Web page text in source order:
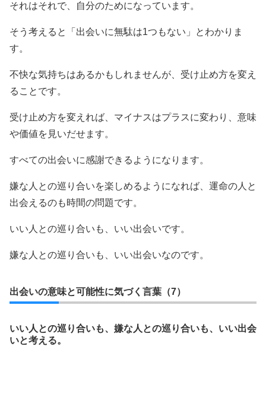
それはそれで、自分のためになっています。
そう考えると「出会いに無駄は1つもない」とわかりま
す。
不快な気持ちはあるかもしれませんが、受け止め方を変え
ることです。
受け止め方を変えれば、マイナスはプラスに変わり、意味
や価値を見いだせます。
すべての出会いに感謝できるようになります。
嫌な人との巡り合いを楽しめるようになれば、運命の人と
出会えるのも時間の問題です。
いい人との巡り合いも、いい出会いです。
嫌な人との巡り合いも、いい出会いなのです。
出会いの意味と可能性に気づく言葉（7）
いい人との巡り合いも、嫌な人との巡り合いも、いい出会
いと考える。